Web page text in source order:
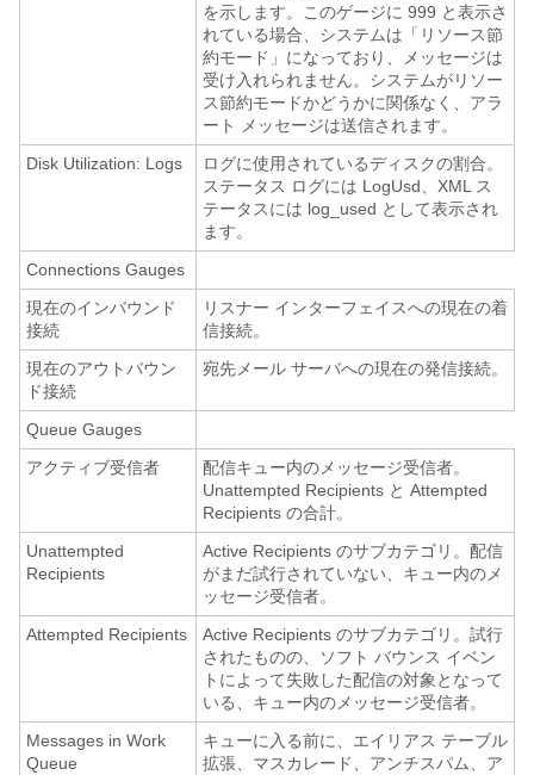
を示します。このゲージに 999 と表示さ
れている場合、システムは「リソース節
約モード」になっており、メッセージは
受け入れられません。システムがリソー
ス節約モードかどうかに関係なく、アラ
ート メッセージは送信されます。
Disk Utilization: Logs
ログに使用されているディスクの割合。
ステータス ログには LogUsd、XML ス
テータスには log_used として表示され
ます。
Connections Gauges
現在のインバウンド
接続
リスナー インターフェイスへの現在の着
信接続。
現在のアウトバウン
ド接続
宛先メール サーバへの現在の発信接続。
Queue Gauges
アクティブ受信者
配信キュー内のメッセージ受信者。
Unattempted Recipients と Attempted
Recipients の合計。
Unattempted
Recipients
Active Recipients のサブカテゴリ。配信
がまだ試行されていない、キュー内のメ
ッセージ受信者。
Attempted Recipients
Active Recipients のサブカテゴリ。試行
されたものの、ソフト バウンス イベン
トによって失敗した配信の対象となって
いる、キュー内のメッセージ受信者。
Messages in Work
Queue
キューに入る前に、エイリアス テーブル
拡張、マスカレード、アンチスパム、ア